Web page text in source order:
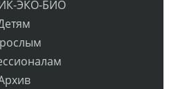
ЭКО-БИО